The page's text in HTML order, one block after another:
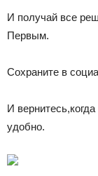
И получай все
Первым.
Сохраните в
И
удобно.